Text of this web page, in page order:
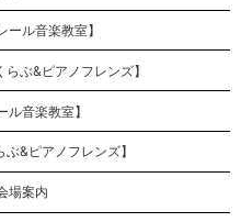
ール音楽教室】
ぶ&ピアノフレンズ】
ル音楽教室】
&ピアノフレンズ】
場案内